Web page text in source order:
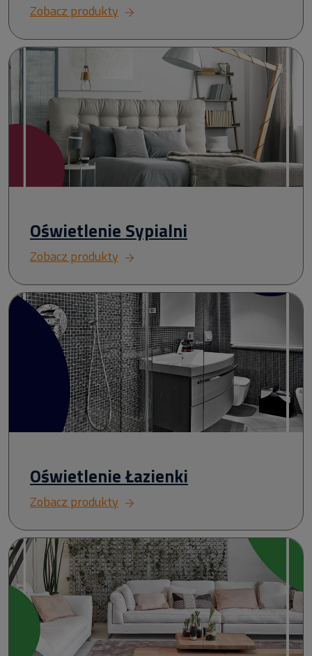
Zobacz produkty
Oświetlenie Sypialni
Zobacz produkty
Oświetlenie Łazienki
Zobacz produkty